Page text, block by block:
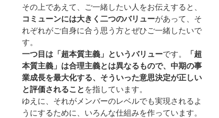
その上であえて、ご一緒したい人をお伝えすると、
コミューンには大きく二つのバリューがあって、そ
れぞれがご自身に合う思う方とぜひご一緒したいで
す。
一つ目は「超本質主義」というバリューです。
「超
本質主義」は合理主義とは異なるもので、中期の事
業成長を最大化する、そういった意思決定が正しい
と評価されることを指しています。
ゆえに、それがメンバーのレベルでも実現されるよ
うにするために、いろんな仕組みを作っています。